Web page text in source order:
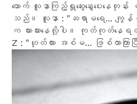
ယောက် လူနာကြည့်ရှုဆွေးနွေးပေးနေတု
သည်။ လူနာ : "ဆရာမရေ... ကျွန်မလေ ကန်တော့ပါရဲ့ မိန်းမကိုယ်
က ယားယားနေလို့ပါ။ ကုတ်ကုတ်နေရတယ်